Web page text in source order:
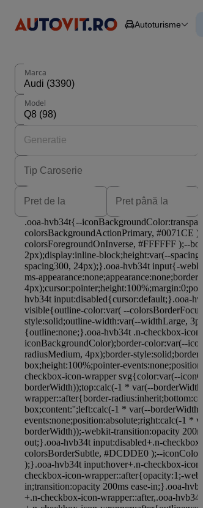
Autoturisme
Autoturisme
Marca
Model